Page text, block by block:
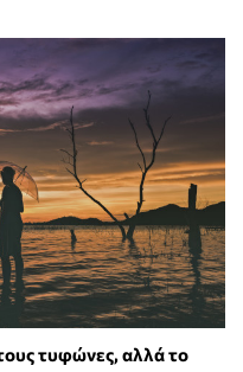
τυφώνες, αλλά το